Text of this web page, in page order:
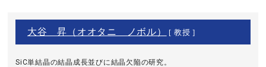
大谷 昇（オオタニ ノボル） [ 教授 ]
SiC単結晶の結晶成長並びに結晶欠陥の研究。